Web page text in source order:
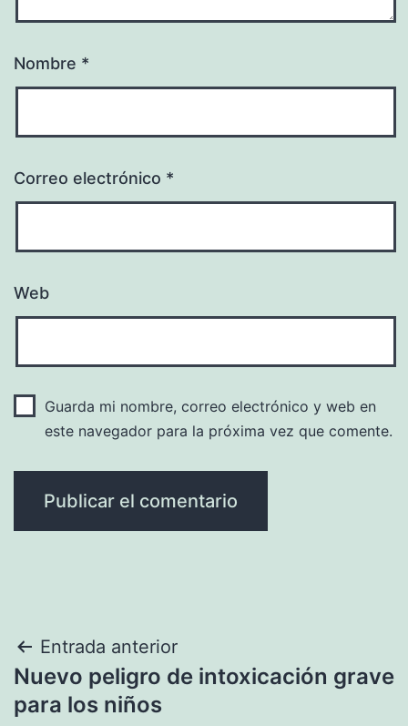
Nombre *
Correo electrónico *
Web
Guarda mi nombre, correo electrónico y web en
este navegador para la próxima vez que comente.
Navegación
de
Entrada anterior
Nuevo peligro de intoxicación grave
para los niños